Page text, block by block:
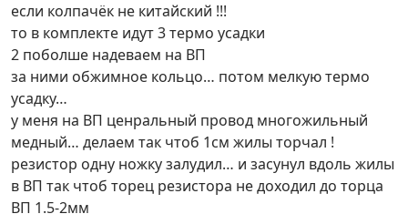
если колпачёк не китайский !!!
то в комплекте идут 3 термо усадки
2 поболше надеваем на ВП
за ними обжимное кольцо… потом мелкую термо
усадку…
у меня на ВП ценральный провод многожильный
медный… делаем так чтоб 1см жилы торчал !
резистор одну ножку залудил… и засунул вдоль жилы
в ВП так чтоб торец резистора не доходил до торца
ВП 1.5-2мм